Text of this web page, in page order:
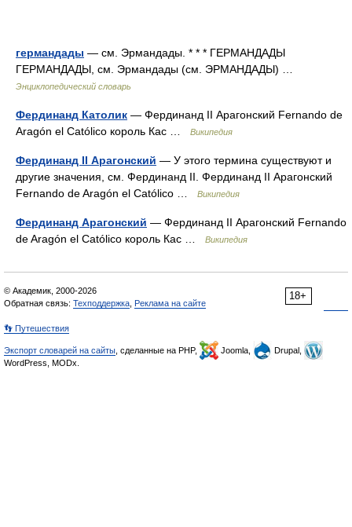
германдады — см. Эрмандады. * * * ГЕРМАНДАДЫ
ГЕРМАНДАДЫ, см. Эрмандады (см. ЭРМАНДАДЫ) …
Энциклопедический словарь
Фердинанд Католик — Фердинанд II Арагонский Fernando de
Aragón el Católico король Кас …
Википедия
Фердинанд II Арагонский — У этого термина существуют и
другие значения, см. Фердинанд II. Фердинанд II Арагонский
Fernando de Aragón el Católico …
Википедия
Фердинанд Арагонский — Фердинанд II Арагонский Fernando
de Aragón el Católico король Кас …
Википедия
18+
© Академик, 2000-2026
Обратная связь: Техподдержка Реклама на сайте
👣 Путешествия
Экспорт словарей на сайты , сделанные на PHP, Joomla,
Drupal,
WordPress, MODx.